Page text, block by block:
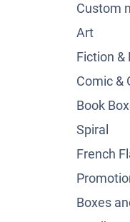
Custom
Art
Fiction &
Comic &
Book
Spiral
French
Boxes